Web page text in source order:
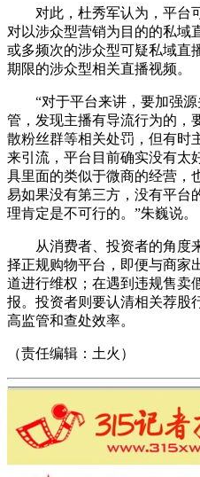
对此，杜秀军认为，平台
对以涉众型营销为目的的私域
或多频次的涉众型可疑私域直
期限的涉众型相关直播视频。
“对于平台来讲，要加强
管，发现主播有导流行为的，
散粉丝群等相关处罚，但有时
来引流，平台目前确实没有太
具里面的类似于微商的经营，
易如果没有第三方，没有平台
理肯定是不可行的。”朱巍说。
从消费者、投资者的角度
择正规购物平台，即便与商家
道进行维权；在遇到违规售卖
报。投资者则要认清相关荐股
高监管和查处效率。
（责任编辑：土火）